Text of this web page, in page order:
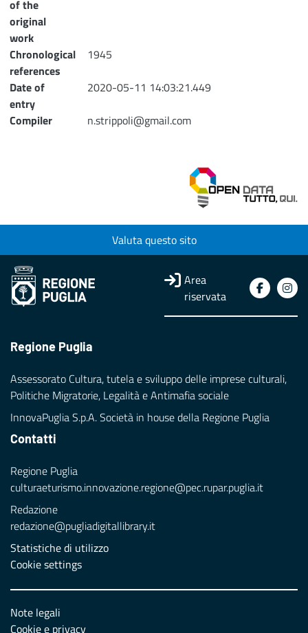
of the
original
work
Chronological
references
1945
Date of
entry
2020-05-11 14:03:21.449
Compiler
n.strippoli@gmail.com
Valuta questo sito
Area
riservata
Regione Puglia
Assessorato Cultura, tutela e sviluppo delle imprese culturali,
Politiche Migratorie, Legalità e Antimafia sociale
InnovaPuglia S.p.A. Società in house della Regione Puglia
Contatti
Regione Puglia
culturaeturismo.innovazione.regione@pec.rupar.puglia.it
Redazione
redazione@pugliadigitallibrary.it
Statistiche di utilizzo
Cookie settings
Note legali
Cookie e privacy